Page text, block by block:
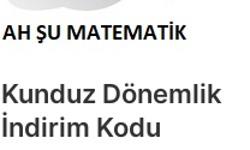
Kunduz Dönemlik
İndirim Kodu